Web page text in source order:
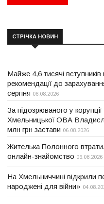
СТРІЧКА НОВИН
Майже 4,6 тисячі
рекомендації до
серпня 06.08.2026
За підозрюваного у
Хмельницької ОВА
млн грн застави 06.08.2026
Жителька Полонного
онлайн-знайомство 06.08.2026
На Хмельниччині відкрили
народжені для війни»